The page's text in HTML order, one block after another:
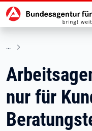
zu den Hauptinhalten
nur für